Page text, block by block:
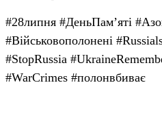
#28липня #ДеньПамʼяті
#Військовополонені
#StopRussia
#WarCrimes #полонвбиває